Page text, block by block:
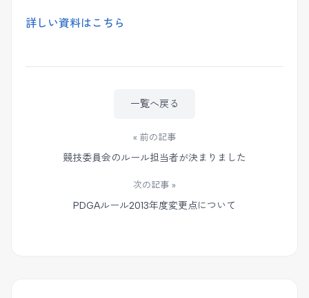
詳しい資料はこちら
« 前の記事
競技委員会のルール担当者が決まりました
一覧へ戻る
次の記事 »
PDGAルール2013年度変更点について